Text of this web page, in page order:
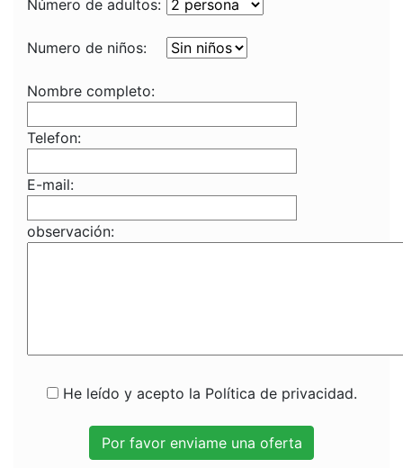
Número de adultos:
Numero de niños:
Nombre completo:
Telefon:
E-mail:
observación:
He leído y acepto la Política de privacidad.